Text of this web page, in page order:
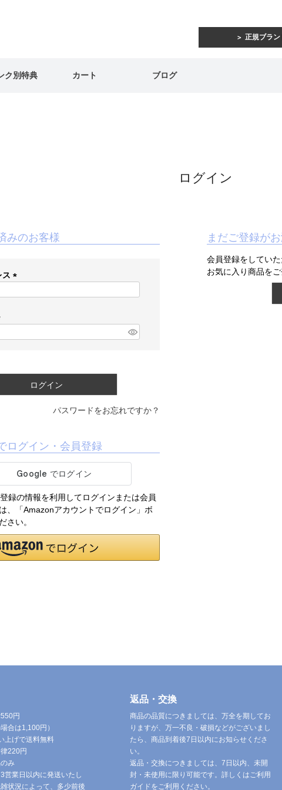
正規ブラン
ク別特典 カート ブログ
ログイン
みのお客様
ス
)
ログイン
パスワードをお忘れですか？
ログイン・会員登録
録の情報を利用してログインまたは会員
、「Amazonアカウントでログイン」ボ
さい。
まだご登録が
会員登録をしてい
お気に入り商品を
円
合は1,100円）
上げで送料無料
220円
み
営業日以内に発送いたし
状況によって、多少前後
返品・交換
商品の品質につきましては、万全を期してお
りますが、万一不良・破損などがございまし
たら、商品到着後7日以内にお知らせくださ
い。
返品・交換につきましては、7日以内、未開
封・未使用に限り可能です。詳しくはご利用
ガイドをご利用ください。